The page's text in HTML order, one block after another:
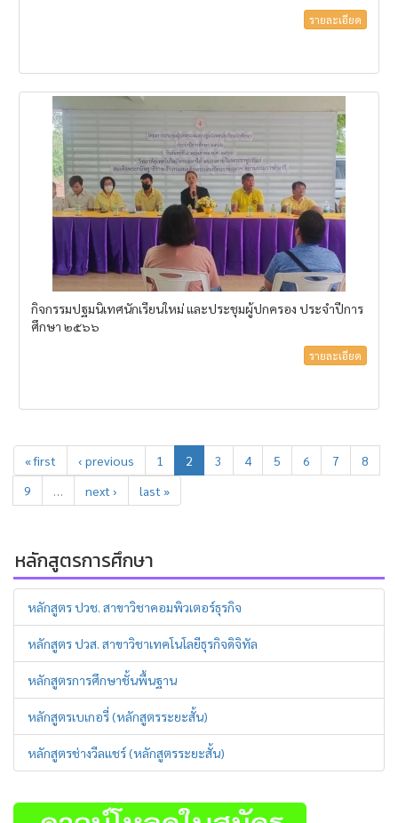
รายละเอียด
กิจกรรมปฐมนิเทศนักเรียนใหม่ และประชุมผู้ปกครอง ประจำปีการ
ศึกษา ๒๕๖๖
รายละเอียด
« first ‹ previous 1 2 3 4 5 6 7
8
9
… next › last »
หลักสูตรการศึกษา
หลักสูตร ปวช. สาขาวิชาคอมพิวเตอร์ธุรกิจ
หลักสูตร ปวส. สาขาวิชาเทคโนโลยีธุรกิจดิจิทัล
หลักสูตรการศึกษาชั้นพื้นฐาน
หลักสูตรเบเกอรี่ (หลักสูตรระยะสั้น)
หลักสูตรช่างวีลแชร์ (หลักสูตรระยะสั้น)